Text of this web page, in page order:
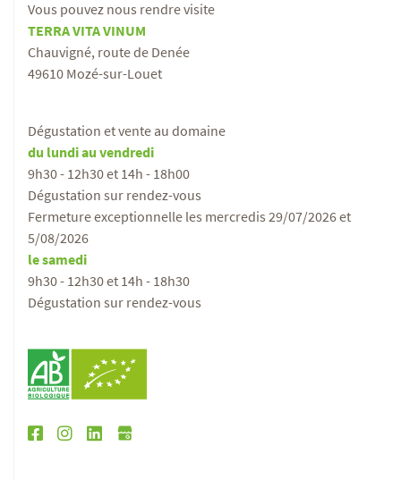
Vous pouvez nous rendre visite
TERRA VITA VINUM
Chauvigné, route de Denée
49610 Mozé-sur-Louet
Dégustation et vente au domaine
du lundi au vendredi
9h30 - 12h30 et 14h - 18h00
Dégustation sur rendez-vous
Fermeture exceptionnelle les mercredis 29/07/2026 et
5/08/2026
le samedi
9h30 - 12h30 et 14h - 18h30
Dégustation sur rendez-vous